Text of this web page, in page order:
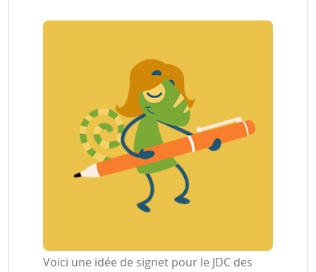
Voici une idée de signet pour le JDC des